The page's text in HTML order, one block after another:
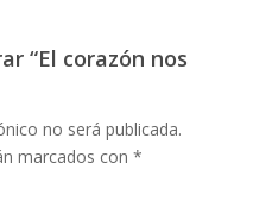
“El corazón nos
no será publicada.
marcados con *